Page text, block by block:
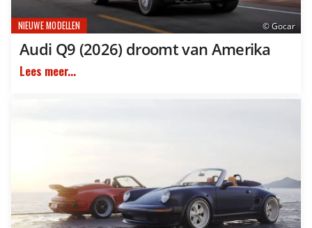
© Gocar
NIEUWE MODELLEN
Audi Q9 (2026) droomt van Amerika
Lees meer...